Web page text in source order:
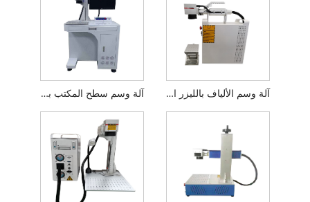
آلة وسم سطح المكتب بألياف الليزر آلة وسم الألياف بالليزر المحمولة